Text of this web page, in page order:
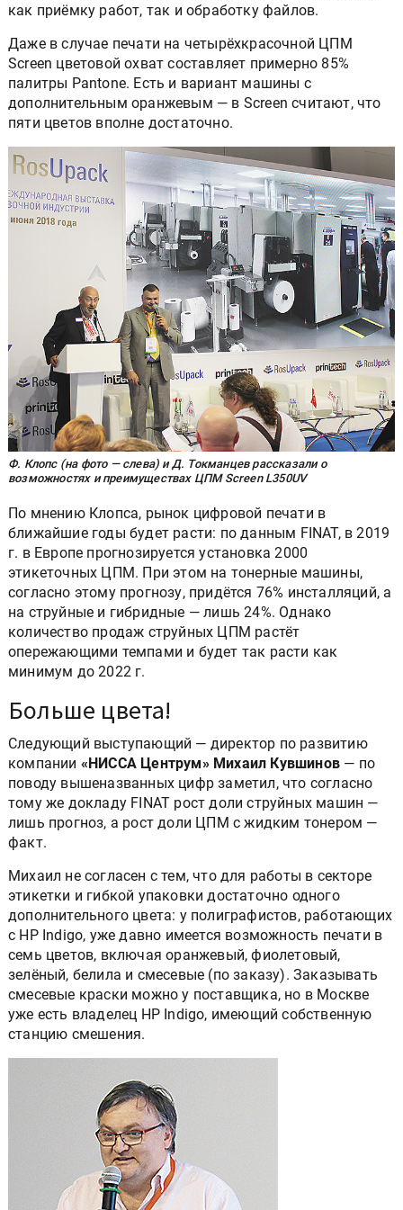
как приёмку работ, так и обработку файлов.
Даже в случае печати на четырёхкрасочной ЦПМ
Screen цветовой охват составляет примерно 85%
палитры Pantone. Есть и вариант машины с
дополнительным оранжевым — в Screen считают, что
пяти цветов вполне достаточно.
Ф. Клопс (на фото — слева) и Д. Токманцев рассказали о
возможностях и преимуществах ЦПМ Screen L350UV
По мнению Клопса, рынок цифровой печати в
ближайшие годы будет расти: по данным FINAT, в 2019
г. в Европе прогнозируется установка 2000
этикеточных ЦПМ. При этом на тонерные машины,
согласно этому прогнозу, придётся 76% инсталляций, а
на струйные и гибридные — лишь 24%. Однако
количество продаж струйных ЦПМ растёт
опережающими темпами и будет так расти как
минимум до 2022 г.
Больше цвета!
Следующий выступающий — директор по развитию
компании «НИССА Центрум» Михаил Кувшинов — по
поводу вышеназванных цифр заметил, что согласно
тому же докладу FINAT рост доли струйных машин —
лишь прогноз, а рост доли ЦПМ с жидким тонером —
факт.
Михаил не согласен с тем, что для работы в секторе
этикетки и гибкой упаковки достаточно одного
дополнительного цвета: у полиграфистов, работающих
с HP Indigo, уже давно имеется возможность печати в
семь цветов, включая оранжевый, фиолетовый,
зелёный, белила и смесевые (по заказу). Заказывать
смесевые краски можно у поставщика, но в Москве
уже есть владелец НР Indigo, имеющий собственную
станцию смешения.